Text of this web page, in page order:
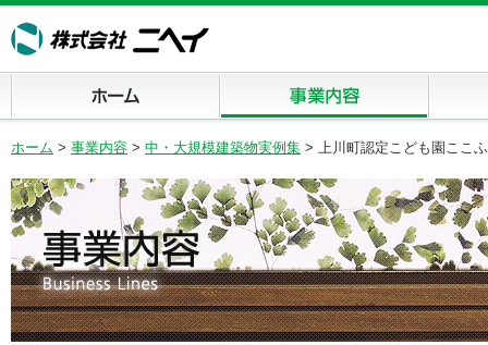
ホーム > 事業内容 > 中・大規模建築物実例集 > 上川町認定こども園ここ